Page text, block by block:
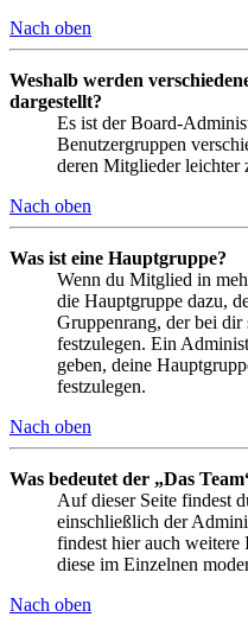
Nach oben
Weshalb werden
dargestellt?
Es ist der Board-
Benutzergruppen
deren Mitglieder leichter
Nach oben
Was ist eine Hauptgruppe?
Wenn du Mitglied in
die Hauptgruppe dazu,
Gruppenrang, der bei dir
festzulegen. Ein
geben, deine
festzulegen.
Nach oben
Was bedeutet der „Das
Auf dieser Seite findest
einschließlich der
findest hier auch
diese im Einzelnen
Nach oben